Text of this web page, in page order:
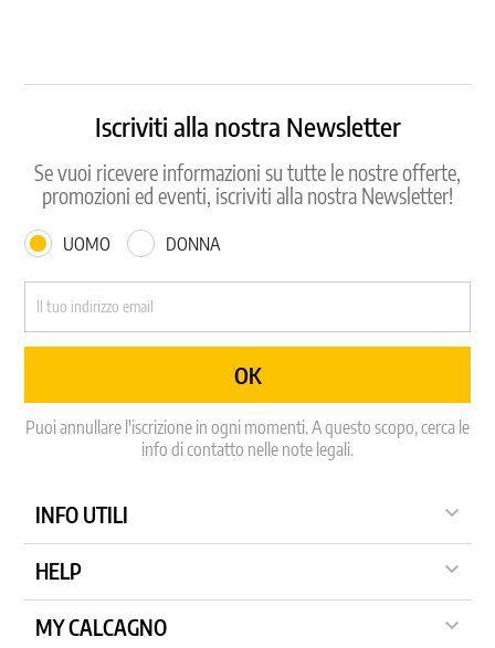
Iscriviti alla nostra Newsletter
Se vuoi ricevere informazioni su tutte le nostre offerte,
promozioni ed eventi, iscriviti alla nostra Newsletter!
UOMO DONNA
Puoi annullare l'iscrizione in ogni momenti. A questo scopo, cerca le
info di contatto nelle note legali.
INFO UTILI 
HELP 
MY CALCAGNO 